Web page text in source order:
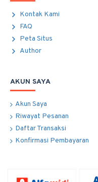
Kontak Kami
FAQ
Peta Situs
Author
AKUN SAYA
Akun Saya
Riwayat Pesanan
Daftar Transaksi
Konfirmasi Pembayaran